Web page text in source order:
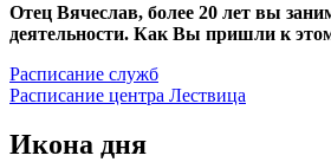
Отец Вячеслав, более 20 лет вы
деятельности. Как Вы пришли к
Расписание служб
Расписание центра Лествица
Икона дня